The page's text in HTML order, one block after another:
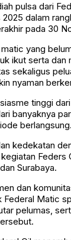
pulsa dari
dalam
pada 30
yang
ikut serta dan
sekaligus
nyaman
tinggi
banyaknya
berlangsung.
kedekatan
Feders
Surabaya.
dan
Federal Matic
pelumas,